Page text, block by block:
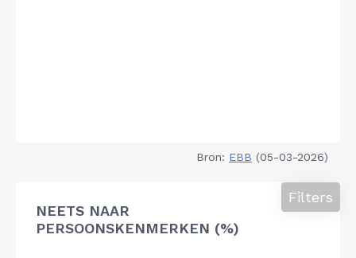
Bron: EBB (05-03-2026)
NEETS NAAR
PERSOONSKENMERKEN (%)
Filters